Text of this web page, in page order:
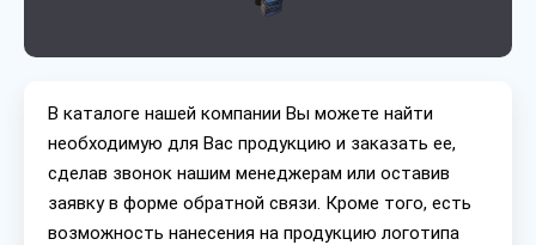
В каталоге нашей компании Вы можете найти
необходимую для Вас продукцию и заказать ее,
сделав звонок нашим менеджерам или оставив
заявку в форме обратной связи. Кроме того, есть
возможность нанесения на продукцию логотипа